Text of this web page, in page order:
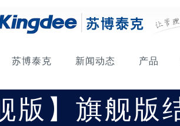
苏博泰克 新闻动态 产品
版】旗舰